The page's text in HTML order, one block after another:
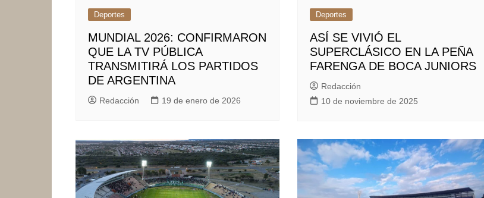
Deportes
MUNDIAL 2026: CONFIRMARON
QUE LA TV PÚBLICA
TRANSMITIRÁ LOS PARTIDOS
DE ARGENTINA
Redacción 19 de enero de 2026
Deportes
ASÍ SE VIVIÓ EL
SUPERCLÁSICO EN LA PEÑA
FARENGA DE BOCA JUNIORS
Redacción
10 de noviembre de 2025